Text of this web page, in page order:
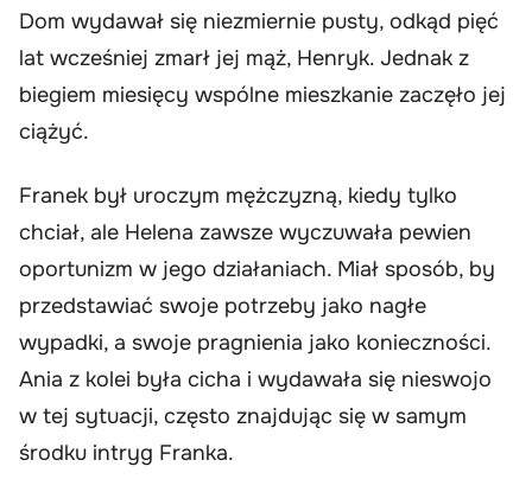
Dom wydawał się niezmiernie pusty, odkąd pięć
lat wcześniej zmarł jej mąż, Henryk. Jednak z
biegiem miesięcy wspólne mieszkanie zaczęło jej
ciążyć.
Franek był uroczym mężczyzną, kiedy tylko
chciał, ale Helena zawsze wyczuwała pewien
oportunizm w jego działaniach. Miał sposób, by
przedstawiać swoje potrzeby jako nagłe
wypadki, a swoje pragnienia jako konieczności.
Ania z kolei była cicha i wydawała się nieswojo
w tej sytuacji, często znajdując się w samym
środku intryg Franka.